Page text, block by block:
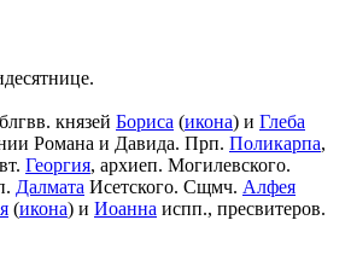
князей Бориса (икона) и Глеба
Романа и Давида. Прп. Поликарпа,
Георгия, архиеп. Могилевского.
Далмата Исетского. Сщмч. Алфея
(икона) и Иоанна испп., пресвитеров.